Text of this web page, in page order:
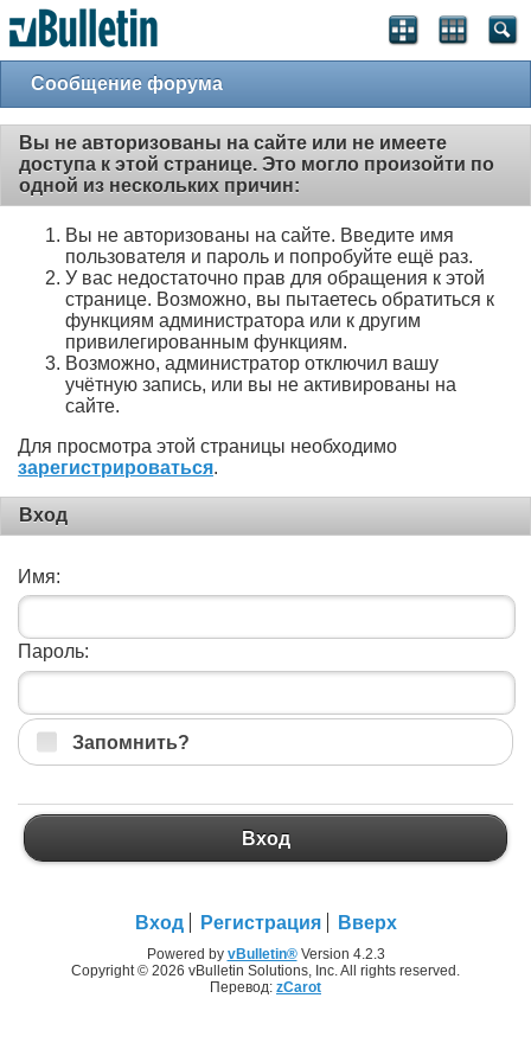
Сообщение форума
Вы не авторизованы на сайте или не имеете
доступа к этой странице. Это могло произойти по
одной из нескольких причин:
Вы не авторизованы на сайте. Введите имя
пользователя и пароль и попробуйте ещё раз.
У вас недостаточно прав для обращения к этой
странице. Возможно, вы пытаетесь обратиться к
функциям администратора или к другим
привилегированным функциям.
Возможно, администратор отключил вашу
учётную запись, или вы не активированы на
сайте.
Для просмотра этой страницы необходимо
зарегистрироваться.
Вход
Имя:
Пароль:
Запомнить?
Вход
Вход Регистрация Вверх
Powered by vBulletin®Version 4.2.3
Copyright © 2026 vBulletin Solutions, Inc. All rights reserved.
Перевод: zCarot